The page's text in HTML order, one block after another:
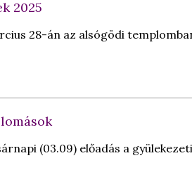
2025
28-án az alsógödi
(03.09) előadás a